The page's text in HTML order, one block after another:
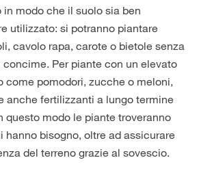
in modo che il suolo sia ben
utilizzato: si potranno piantare
cavolo rapa, carote o bietole senza
Per piante con un elevato
come pomodori, zucche o meloni,
anche fertilizzanti a lungo termine
questo modo le piante troveranno
bisogno, oltre ad assicurare
del terreno grazie al sovescio.